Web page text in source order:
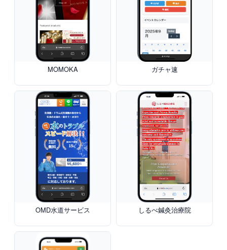
MOMOKA ガチャ速
OMD水道サービス しるべ鍼灸治療院